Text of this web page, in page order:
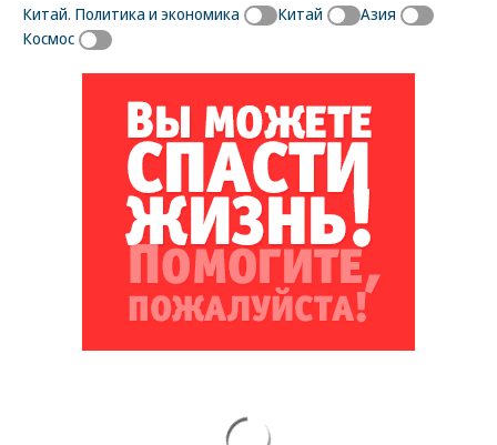
Китай. Политика и экономика
Китай
Азия
Космос